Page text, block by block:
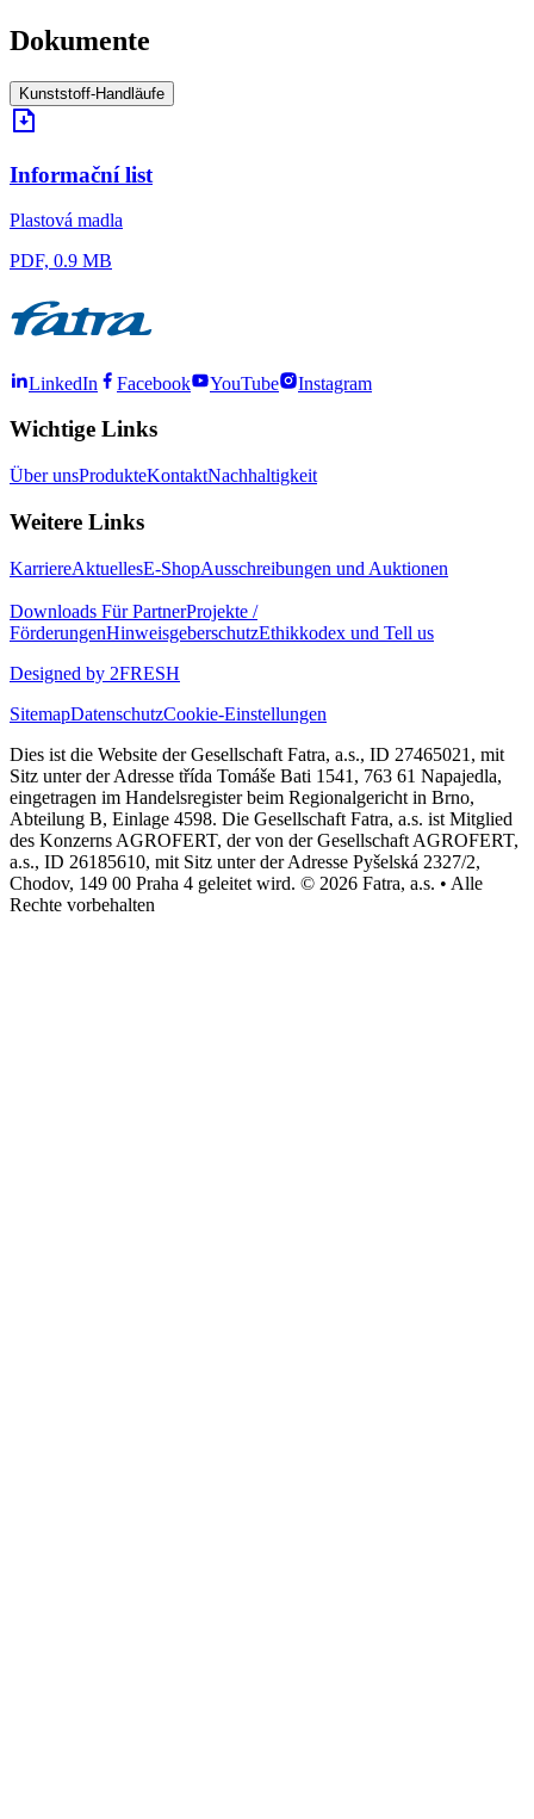
Dokumente
Kunststoff-Handläufe
Informační list
Plastová madla
PDF, 0.9 MB
LinkedIn Facebook YouTube Instagram
Wichtige Links
Über unsProdukteKontaktNachhaltigkeit
Weitere Links
KarriereAktuellesE-ShopAusschreibungen und Auktionen
Downloads Für PartnerProjekte /
FörderungenHinweisgeberschutzEthikkodex und Tell us
Designed by 2FRESH
SitemapDatenschutzCookie-Einstellungen
Dies ist die Website der Gesellschaft Fatra, a.s., ID 27465021, mit
Sitz unter der Adresse třída Tomáše Bati 1541, 763 61 Napajedla,
eingetragen im Handelsregister beim Regionalgericht in Brno,
Abteilung B, Einlage 4598. Die Gesellschaft Fatra, a.s. ist Mitglied
des Konzerns AGROFERT, der von der Gesellschaft AGROFERT,
a.s., ID 26185610, mit Sitz unter der Adresse Pyšelská 2327/2,
Chodov, 149 00 Praha 4 geleitet wird. © 2026 Fatra, a.s. • Alle
Rechte vorbehalten